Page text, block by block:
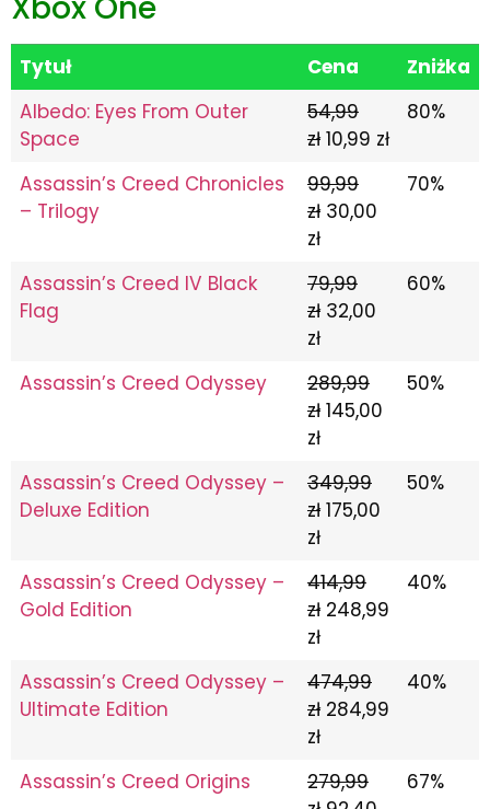
Tytuł Cena
Zniżka
Albedo: Eyes From Outer
Space
54,99
zł 10,99 zł
80%
Assassin’s Creed Chronicles
– Trilogy
99,99
zł 30,00
zł
70%
Assassin’s Creed IV Black
Flag
79,99
zł 32,00
zł
60%
Assassin’s Creed Odyssey
289,99
zł 145,00
zł
50%
Assassin’s Creed Odyssey –
Deluxe Edition
349,99
zł 175,00
zł
50%
Assassin’s Creed Odyssey –
Gold Edition
414,99
zł 248,99
zł
40%
Assassin’s Creed Odyssey –
Ultimate Edition
474,99
zł 284,99
zł
40%
Assassin’s Creed Origins
279,99
67%